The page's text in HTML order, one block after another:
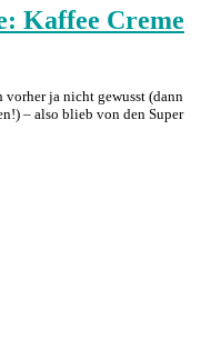
Kaffee Creme
vorher ja nicht gewusst (dann
– also blieb von den Super